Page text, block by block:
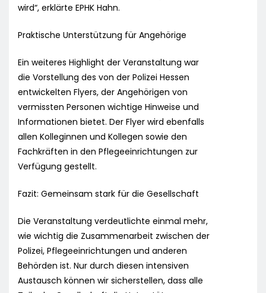
wird“, erklärte EPHK Hahn.
Praktische Unterstützung für Angehörige
Ein weiteres Highlight der Veranstaltung war
die Vorstellung des von der Polizei Hessen
entwickelten Flyers, der Angehörigen von
vermissten Personen wichtige Hinweise und
Informationen bietet. Der Flyer wird ebenfalls
allen Kolleginnen und Kollegen sowie den
Fachkräften in den Pflegeeinrichtungen zur
Verfügung gestellt.
Fazit: Gemeinsam stark für die Gesellschaft
Die Veranstaltung verdeutlichte einmal mehr,
wie wichtig die Zusammenarbeit zwischen der
Polizei, Pflegeeinrichtungen und anderen
Behörden ist. Nur durch diesen intensiven
Austausch können wir sicherstellen, dass alle